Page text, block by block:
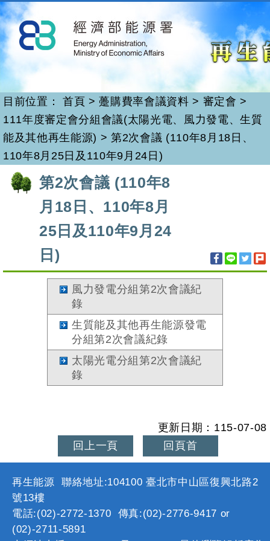
跳
到
主
要
內
再生能源
目前位置： 首頁 > 躉購費率會議資料 > 審定會 >
111年度審定會分組會議(太陽光電、風力發電、生質
能及其他再生能源) > 第2次會議 (110年8月18日、
110年8月25日及110年9月24日)
第2次會議 (110年8
月18日、110年8月
25日及110年9月24
日)
風力發電分組第2次會議紀
錄
生質能及其他再生能源發電
分組第2次會議紀錄
太陽光電分組第2次會議紀
錄
更新日期：115-07-08
回上一頁
回頁首
再生能源 聯絡地址:104100 臺北市中山區復興北路2
號13樓
電話:(02)-2772-1370 傳真:(02)-2776-9417 or
(02)-2711-5891